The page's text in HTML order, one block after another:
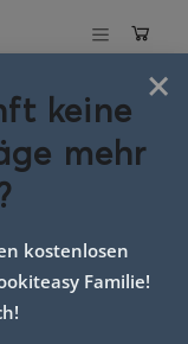
süß
×
keine
mehr
kostenlosen
Familie!